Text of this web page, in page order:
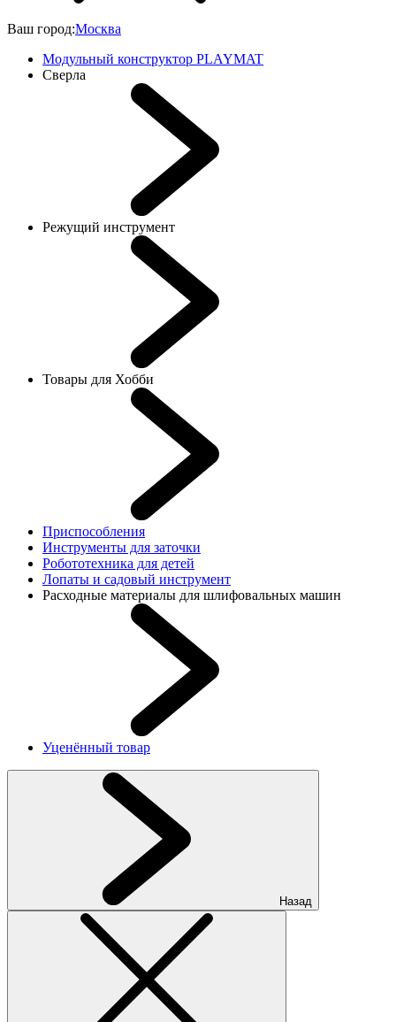
Ваш город:Москва
Модульный конструктор PLAYMAT
Сверла
Режущий инструмент
Товары для Хобби
Приспособления
Инструменты для заточки
Робототехника для детей
Лопаты и садовый инструмент
Расходные материалы для шлифовальных машин
Уценённый товар
Назад